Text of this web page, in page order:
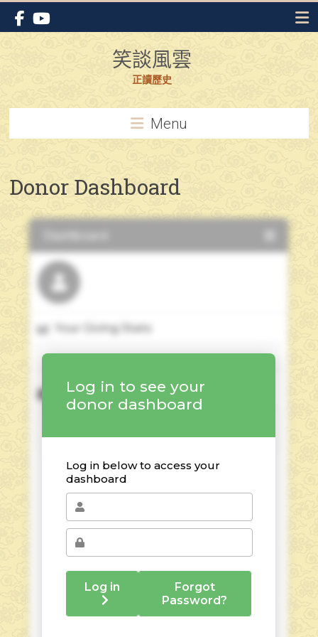
Skip
content
笑談風雲
正讀歷史
Menu
Donor Dashboard